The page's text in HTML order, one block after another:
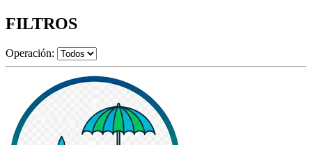
FILTROS
Operación: